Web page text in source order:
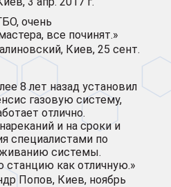
очень
все починят.»
Киев, 25 сент.
8 лет назад установил
газовую систему,
отлично.
и на сроки и
специалистами по
системы.
как отличную.»
Попов, Киев, ноябрь